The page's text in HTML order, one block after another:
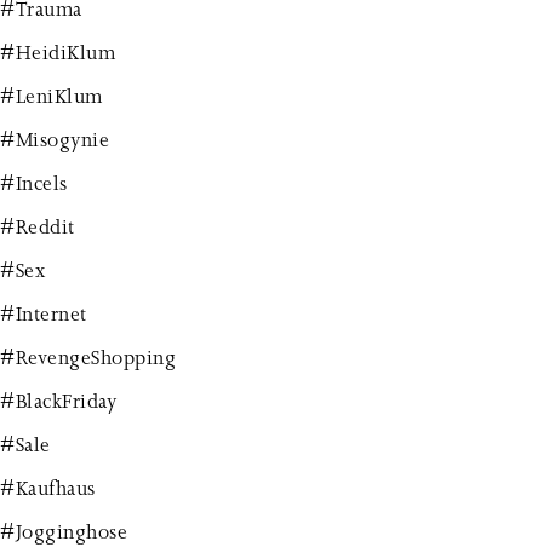
#Trauma
#HeidiKlum
#LeniKlum
#Misogynie
#Incels
#Reddit
#Sex
#Internet
#RevengeShopping
#BlackFriday
#Sale
#Kaufhaus
#Jogginghose